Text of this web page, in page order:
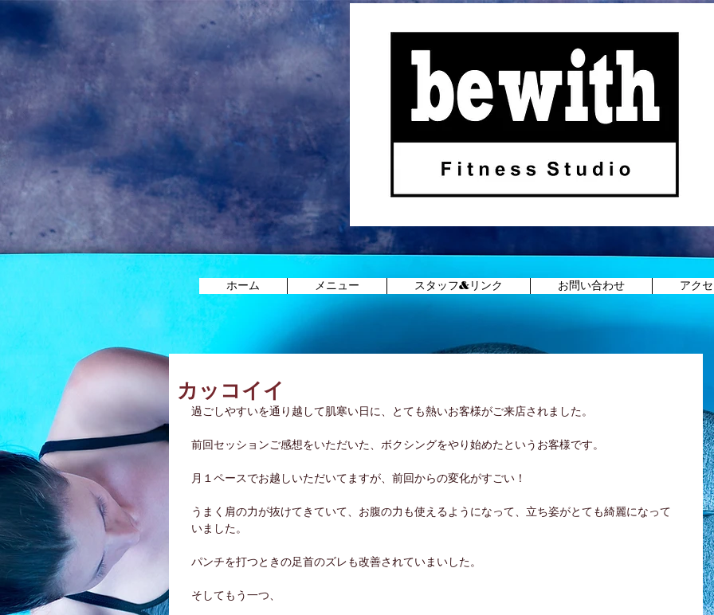
ホーム メニュー スタッフ&リンク お問い合わせ アク
カッコイイ
過ごしやすいを通り越して肌寒い日に、とても熱いお客様がご来店されました。
前回セッションご感想をいただいた、ボクシングをやり始めたというお客様です。
月１ペースでお越しいただいてますが、前回からの変化がすごい！
うまく肩の力が抜けてきていて、お腹の力も使えるようになって、立ち姿がとても綺麗になって
いました。
パンチを打つときの足首のズレも改善されていまいした。
そしてもう一つ、